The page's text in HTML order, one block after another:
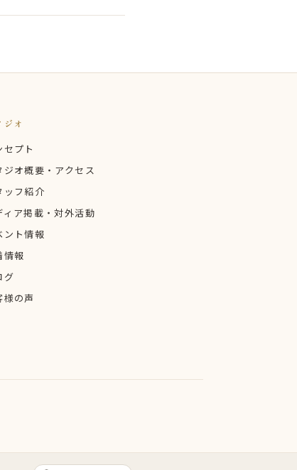
ジオ
セプト
ジオ概要・アクセス
ッフ紹介
ィア掲載・対外活動
ント情報
情報
グ
様の声